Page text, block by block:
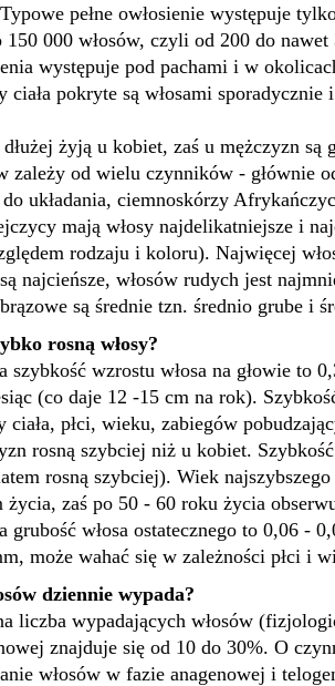
pełne owłosienie występuje
150 000 włosów, czyli od 200 do
występuje pod pachami i w
ciała pokryte są włosami
dłużej żyją u kobiet, zaś u mężczyzn
zależy od wielu czynników - głównie
układania, ciemnoskórzy
mają włosy najdelikatniejsze i
rodzaju i koloru). Najwięcej
najcieńsze, włosów rudych jest
są średnie tzn. średnio grube i
rosną włosy?
szybkość wzrostu włosa na głowie to
(co daje 12 -15 cm na rok).
ciała, płci, wieku, zabiegów
rosną szybciej niż u kobiet.
rosną szybciej). Wiek
życia, zaś po 50 - 60 roku życia
grubość włosa ostatecznego to 0,06 -
może wahać się w zależności płci i
dziennie wypada?
liczba wypadających włosów
znajduje się od 10 do 30%. O
włosów w fazie anagenowej i